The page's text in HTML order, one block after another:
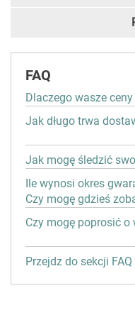
FAQ
Dlaczego wasze
Jak długo trwa
Jak mogę śledzić
Ile wynosi okres
Czy mogę gdzieś
Czy mogę poprosić o
Przejdz do sekcji FAQ